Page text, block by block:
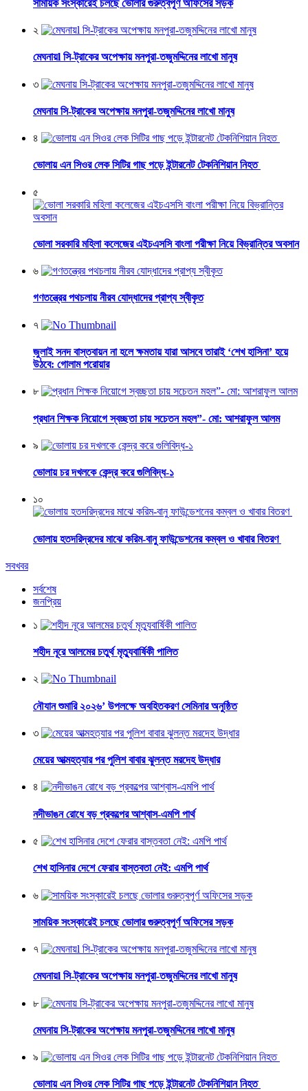
সাময়িক সংস্কারেই চলছে ভোলার গুরুত্বপূর্ণ অফিসের সড়ক
২
মেঘনায়l সি-ট্রাকের অপেক্ষায় মনপুরা-তজুমদ্দিনের লাখো মানুষ
৩
মেঘনায় সি-ট্রাকের অপেক্ষায় মনপুরা-তজুমদ্দিনের লাখো মানুষ
৪
ভোলায় এন সিওর লেক সিটির গাছ পড়ে ইন্টারনেট টেকনিশিয়ান নিহত
৫
ভোলা সরকারি মহিলা কলেজের এইচএসসি বাংলা পরীক্ষা নিয়ে বিভ্রান্তির অবসান
৬
গণতন্ত্রের পথচলায় নীরব যোদ্ধাদের প্রাপ্য স্বীকৃত
৭
জুলাই সনদ বাস্তবায়ন না হলে ক্ষমতায় যারা আসবে তারাই ‘শেখ হাসিনা’ হয়ে
উঠবে: গোলাম পরোয়ার
৮
প্রধান শিক্ষক নিয়োগে স্বচ্ছতা চায় সচেতন মহল”- মো: আশরাফুল আলম
৯
ভোলায় চর দখলকে কেন্দ্র করে গুলিবিদ্ধ-১
১০
ভোলায় হতদরিদ্রদের মাঝে করিম-বানু ফাউন্ডেশনের কম্বল ও খাবার বিতরণ
সবখবর
সর্বশেষ
জনপ্রিয়
১
শহীদ নূরে আলমের চতুর্থ মৃত্যুবার্ষিকী পালিত
২
নৌযান শুমারি ২০২৬’ উপলক্ষে অবহিতকরণ সেমিনার অনুষ্ঠিত
৩
মেয়ের আত্মহত্যার পর পুলিশ বাবার ঝুলন্ত মরদেহ উদ্ধার
৪
নদীভাঙন রোধে বড় প্রকল্পের আশ্বাস-এমপি পার্থ
৫
শেখ হাসিনার দেশে ফেরার বাস্তবতা নেই: এমপি পার্থ
৬
সাময়িক সংস্কারেই চলছে ভোলার গুরুত্বপূর্ণ অফিসের সড়ক
৭
মেঘনায়l সি-ট্রাকের অপেক্ষায় মনপুরা-তজুমদ্দিনের লাখো মানুষ
৮
মেঘনায় সি-ট্রাকের অপেক্ষায় মনপুরা-তজুমদ্দিনের লাখো মানুষ
৯
ভোলায় এন সিওর লেক সিটির গাছ পড়ে ইন্টারনেট টেকনিশিয়ান নিহত